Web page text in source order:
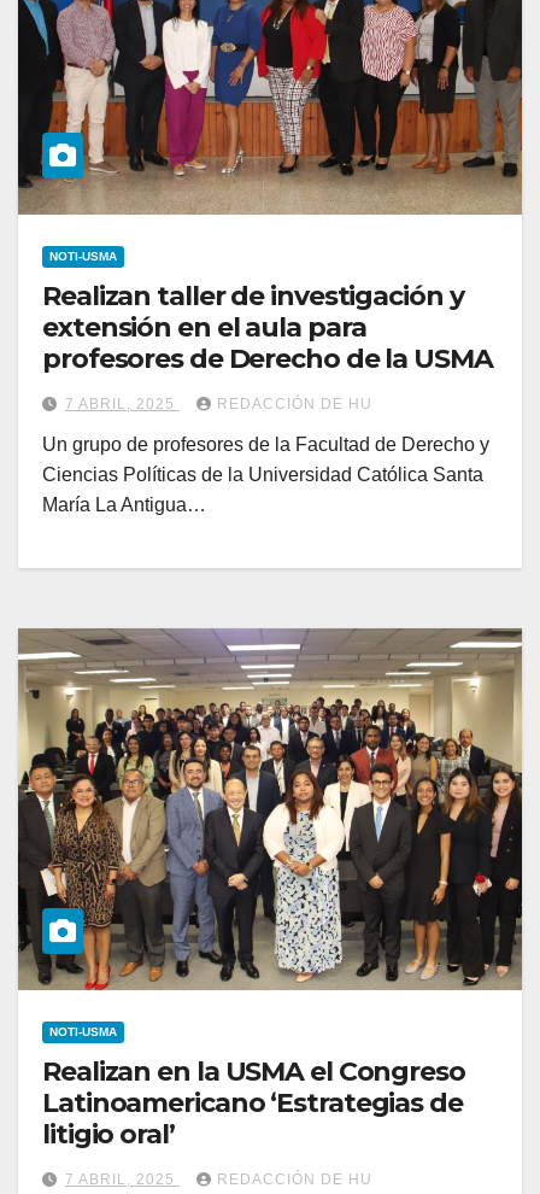
NOTI-USMA
Realizan taller de investigación y
extensión en el aula para
profesores de Derecho de la USMA
7 ABRIL, 2025 REDACCIÓN DE HU
Un grupo de profesores de la Facultad de Derecho y
Ciencias Políticas de la Universidad Católica Santa
María La Antigua…
NOTI-USMA
Realizan en la USMA el Congreso
Latinoamericano ‘Estrategias de
litigio oral’
7 ABRIL, 2025 REDACCIÓN DE HU